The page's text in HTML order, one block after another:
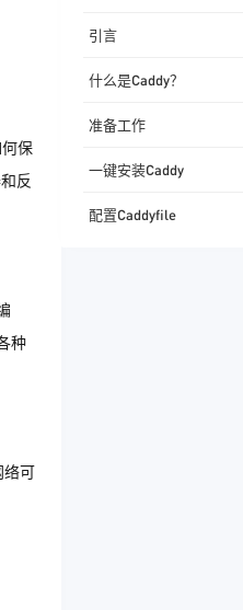
保
反
种
络可
引言
什么是Caddy？
准备工作
一键安装Caddy
配置Caddyfile